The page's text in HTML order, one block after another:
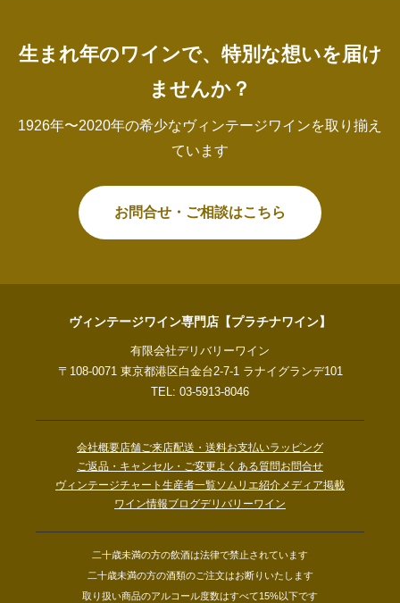
生まれ年のワインで、特別な想いを届け
ませんか？
1926年〜2020年の希少なヴィンテージワインを取り揃え
ています
お問合せ・ご相談はこちら
ヴィンテージワイン専門店【プラチナワイン】
有限会社デリバリーワイン
〒108-0071 東京都港区白金台2-7-1 ラナイグランデ101
TEL: 03-5913-8046
会社概要店舗ご来店配送・送料お支払いラッピング
ご返品・キャンセル・ご変更よくある質問お問合せ
ヴィンテージチャート 生産者一覧ソムリエ紹介メディア掲載
ワイン情報ブログデリバリーワイン
二十歳未満の方の飲酒は法律で禁止されています
二十歳未満の方の酒類のご注文はお断りいたします
取り扱い商品のアルコール度数はすべて15%以下です